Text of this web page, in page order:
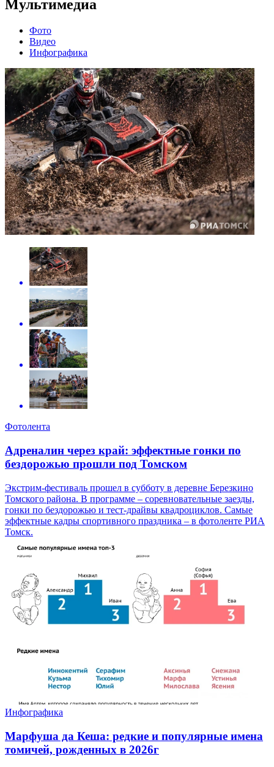
Мультимедиа
Фото
Видео
Инфографика
Фотолента
Адреналин через край: эффектные гонки по
бездорожью прошли под Томском
Экстрим-фестиваль прошел в субботу в деревне Березкино
Томского района. В программе – соревновательные заезды,
гонки по бездорожью и тест-драйвы квадроциклов. Самые
эффектные кадры спортивного праздника – в фотоленте РИА
Томск.
Инфографика
Марфуша да Кеша: редкие и популярные имена
томичей, рожденных в 2026г